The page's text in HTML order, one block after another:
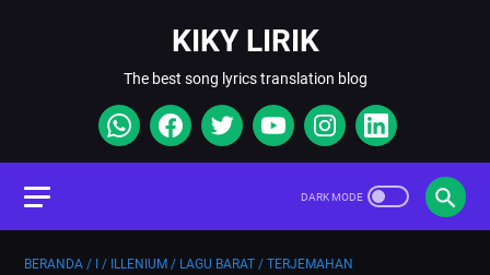
KIKY LIRIK
The best song lyrics translation blog
BERANDA / / ILLENIUM / LAGU BARAT / TERJEMAHAN